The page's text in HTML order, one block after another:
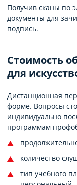
Получив сканы по
документы для
подпись.
Стоимость
для
Дистанционная
форме. Вопросы
индивидуально
программам
количество
тип учебного